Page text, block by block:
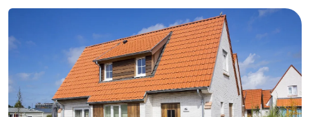
Für
kindern
Übernachten
Appartements
Campingplätze